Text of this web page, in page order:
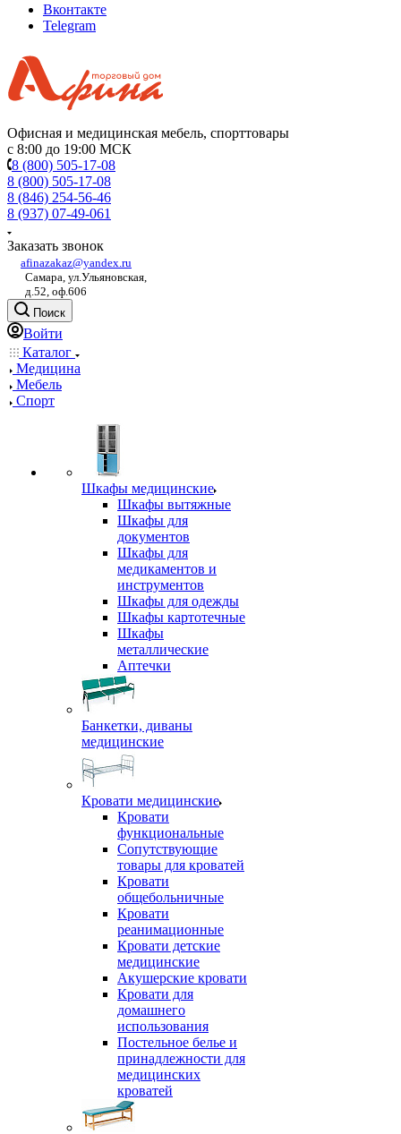
Вконтакте
Telegram
Офисная и медицинская мебель, спорттовары
с 8:00 до 19:00 МСК
8 (800) 505-17-08
8 (800) 505-17-08
8 (846) 254-56-46
8 (937) 07-49-061
Заказать звонок
afinazakaz@yandex.ru
Самара, ул.Ульяновская,
д.52, оф.606
Поиск
Войти
Каталог
Медицина
Мебель
Спорт
Шкафы медицинские
Шкафы вытяжные
Шкафы для
документов
Шкафы для
медикаментов и
инструментов
Шкафы для одежды
Шкафы картотечные
Шкафы
металлические
Аптечки
Банкетки, диваны
медицинские
Кровати медицинские
Кровати
функциональные
Сопутствующие
товары для кроватей
Кровати
общебольничные
Кровати
реанимационные
Кровати детские
медицинские
Акушерские кровати
Кровати для
домашнего
использования
Постельное белье и
принадлежности для
медицинских
кроватей